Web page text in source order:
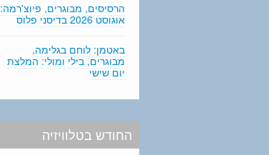
הרסיסים, מבוגרים, פיוצ'רמה:
אוגוסט 2026 בדיסני פלוס
באטמן: לוחם בגלימה,
מבוגרים, בילי ומולי: המלצת
יום שישי
החודש בטלוויזיה